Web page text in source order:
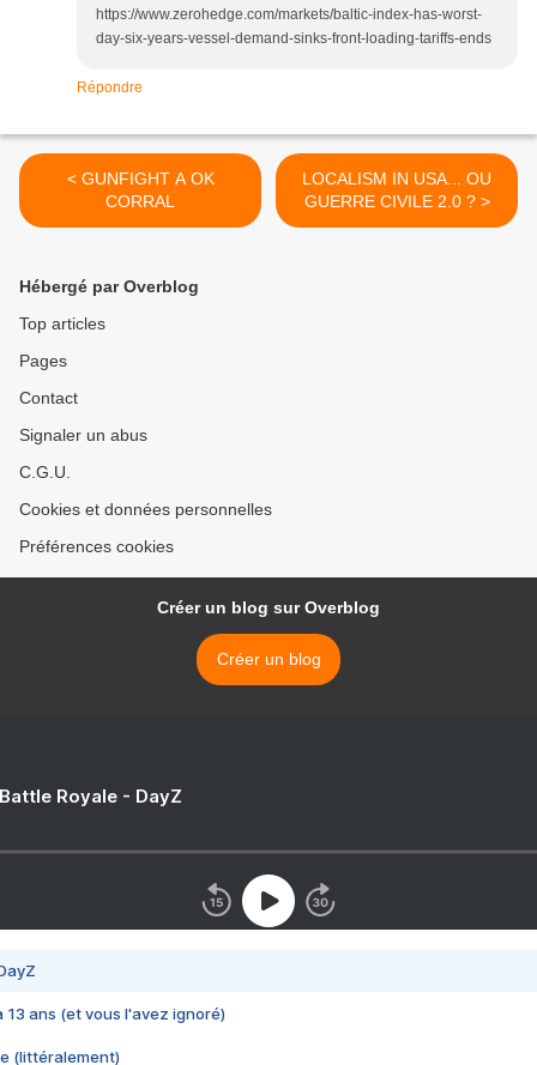
https://www.zerohedge.com/markets/baltic-index-has-worst-
day-six-years-vessel-demand-sinks-front-loading-tariffs-ends
Répondre
< GUNFIGHT A OK
CORRAL
LOCALISM IN USA... OU
GUERRE CIVILE 2.0 ? >
Hébergé par Overblog
Top articles
Pages
Contact
Signaler un abus
C.G.U.
Cookies et données personnelles
Préférences cookies
Créer un blog sur Overblog
Créer un blog
Royale - DayZ
13 ans (et vous l'avez ignoré)
(littéralement)